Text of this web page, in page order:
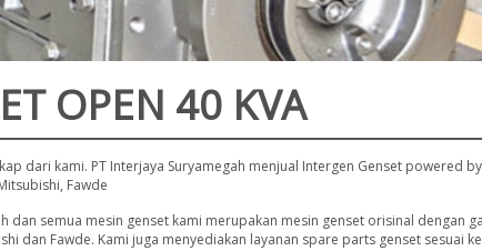
OPEN 40 KVA
dari kami. PT Interjaya Suryamegah menjual Intergen Genset powered
Fawde
dan semua mesin genset kami merupakan mesin genset orisinal dengan
dan Fawde. Kami juga menyediakan layanan spare parts genset sesuai